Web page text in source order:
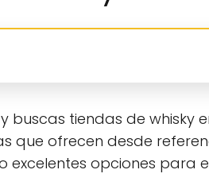
buscas tiendas de whisky
que ofrecen desde
excelentes opciones para